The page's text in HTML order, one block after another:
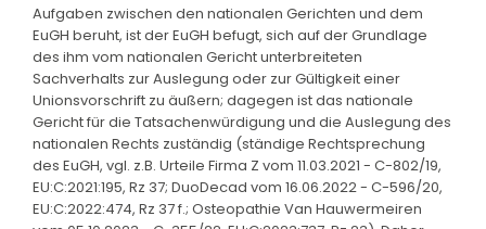
Aufgaben zwischen den nationalen Gerichten und dem
EuGH beruht, ist der EuGH befugt, sich auf der Grundlage
des ihm vom nationalen Gericht unterbreiteten
Sachverhalts zur Auslegung oder zur Gültigkeit einer
Unionsvorschrift zu äußern; dagegen ist das nationale
Gericht für die Tatsachenwürdigung und die Auslegung des
nationalen Rechts zuständig (ständige Rechtsprechung
des EuGH, vgl. z.B. Urteile Firma Z vom 11.03.2021 - C-802/19,
EU:C:2021:195, Rz 37; DuoDecad vom 16.06.2022 - C-596/20,
EU:C:2022:474, Rz 37 f.; Osteopathie Van Hauwermeiren